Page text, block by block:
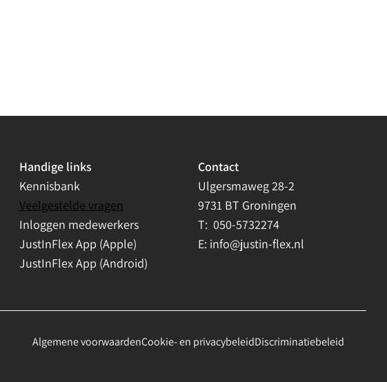
Handige links
Kennisbank
Veelgestelde vragen
Inloggen medewerkers
JustInFlex App (Apple)
JustInFlex App (Android)
Contact
Ulgersmaweg 28-2
9731 BT Groningen
T: 050-5732274
E: info@justin-flex.nl
Algemene voorwaardenCookie- en privacybeleidDiscriminatiebeleid